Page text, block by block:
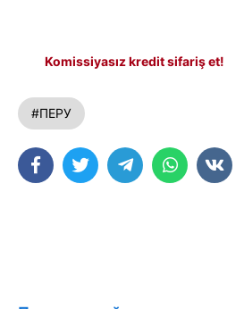
Komissiyasız kredit sifariş et!
#ПЕРУ